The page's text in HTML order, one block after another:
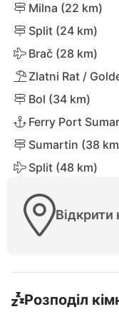
Milna (22 km)
Split (24 km)
Brač (28 km)
Zlatni Rat /
Bol (34 km)
Ferry Port
Sumartin (38
Split (48 km)
Відкрити
Розподіл